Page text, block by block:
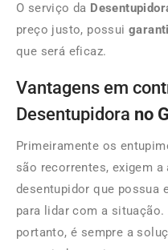
O serviço da
preço justo, possui
que será eficaz.
Vantagens em
Desentupidora no
Primeiramente os
são recorrentes, exigem
desentupidor que possua
para lidar com a situação.
portanto, é sempre a